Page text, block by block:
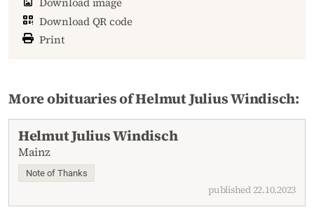
Download QR code
Print
More obituaries of Helmut Julius Windisch:
Helmut Julius Windisch
Mainz
Note of Thanks
published 22.10.2023